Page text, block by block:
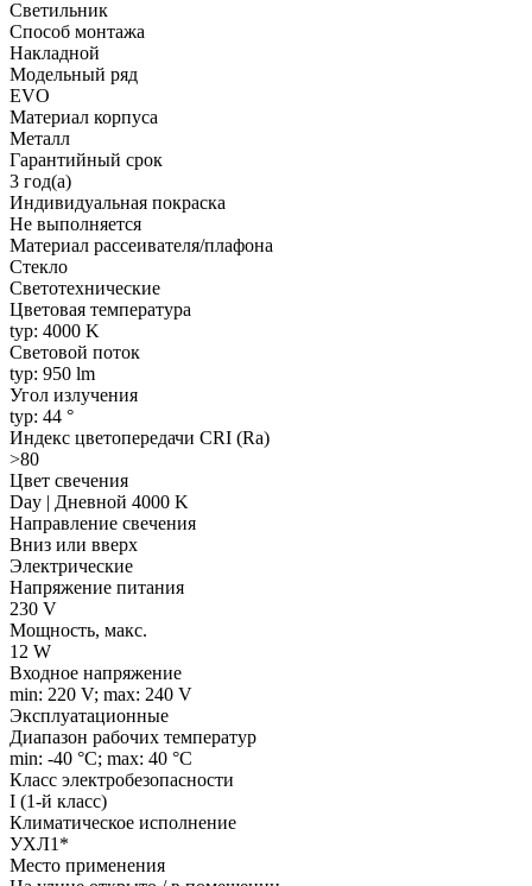
Светильник
Способ монтажа
Накладной
Модельный ряд
EVO
Материал корпуса
Металл
Гарантийный срок
3 год(а)
Индивидуальная покраска
Не выполняется
Материал рассеивателя/плафона
Стекло
Светотехнические
Цветовая температура
typ: 4000 K
Световой поток
typ: 950 lm
Угол излучения
typ: 44 °
Индекс цветопередачи CRI (Ra)
>80
Цвет свечения
Day | Дневной 4000 K
Направление свечения
Вниз или вверх
Электрические
Напряжение питания
230 V
Мощность, макс.
12 W
Входное напряжение
min: 220 V; max: 240 V
Эксплуатационные
Диапазон рабочих температур
min: -40 °C; max: 40 °C
Класс электробезопасности
I (1-й класс)
Климатическое исполнение
УХЛ1*
Место применения